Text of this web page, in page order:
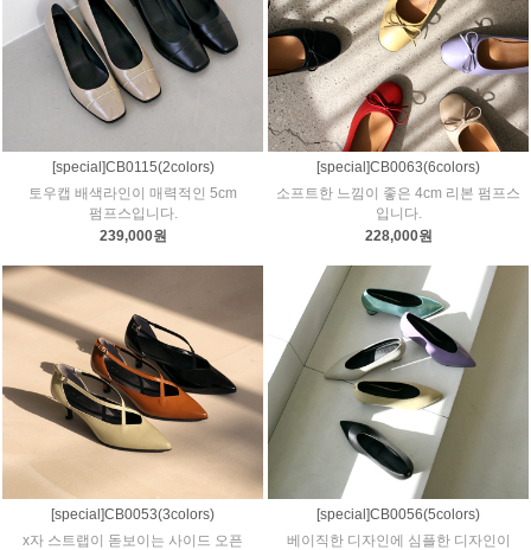
[special]CB0115(2colors)
토우캡 배색라인이 매력적인 5cm
펌프스입니다.
239,000원
[special]CB0063(6colors)
소프트한 느낌이 좋은 4cm 리본 펌프스
입니다.
228,000원
[special]CB0053(3colors)
x자 스트랩이 돋보이는 사이드 오픈
[special]CB0056(5colors)
베이직한 디자인에 심플한 디자인이